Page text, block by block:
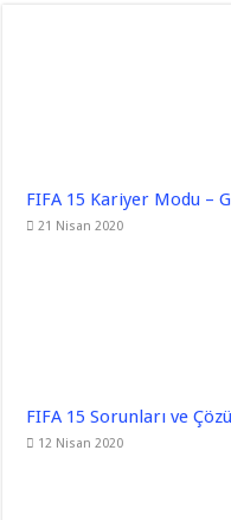
FIFA 15 Kariyer Modu –
21 Nisan 2020
FIFA 15 Sorunları ve
12 Nisan 2020